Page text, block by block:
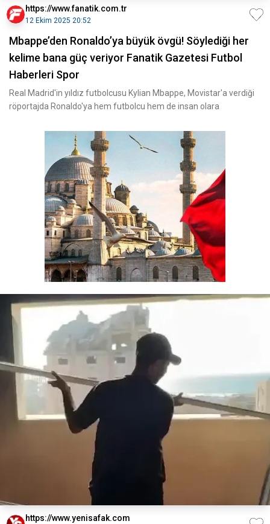
https://www.fanatik.com.tr
12 Ekim 2025 20:52
Mbappe’den Ronaldo’ya büyük övgü! Söylediği her
kelime bana güç veriyor Fanatik Gazetesi Futbol
Haberleri Spor
Real Madrid'in yıldız futbolcusu Kylian Mbappe, Movistar'a verdiği
röportajda Ronaldo'ya hem futbolcu hem de insan olara
https://www.yenisafak.com